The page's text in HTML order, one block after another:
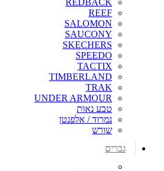
REEF
SALOMON
SAUCONY
SKECHERS
SPEEDO
TACTIX
TIMBERLAND
TRAK
UNDER ARMOUR
טבע נאות
נמרוד / אלפנטן
שורש
גברים